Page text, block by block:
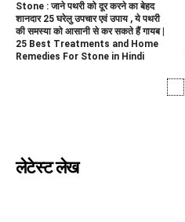
Stone : जाने पथरी को दूर करने का बेहद
शानदार 25 घरेलु उपचार एवं उपाय , ये पथरी
की समस्या को आसानी से कर सकते हैं गायब |
25 Best Treatments and Home
Remedies For Stone in Hindi
लेटेस्ट लेख